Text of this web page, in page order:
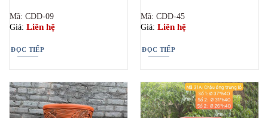
Mã: CDD-09
Giá: Liên hệ
ĐỌC TIẾP
Mã: CDD-45
Giá: Liên hệ
ĐỌC TIẾP